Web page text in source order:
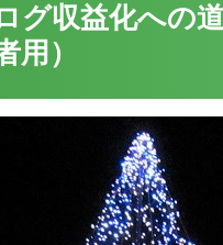
ログ収益化へ
用）